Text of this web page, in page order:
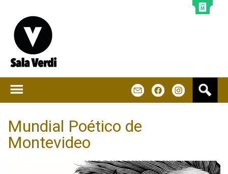
Mundial Poético de
Montevideo
s